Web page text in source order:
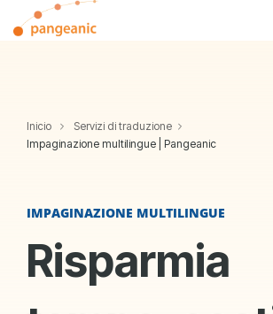
to
Inicio
Servizi di traduzione
Impaginazione multilingue | Pangeanic
IMPAGINAZIONE MULTILINGUE
Risparmia